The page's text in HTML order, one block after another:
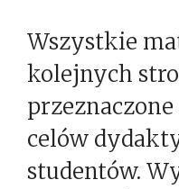
Wszystkie
kolejnych
celów
studentów.